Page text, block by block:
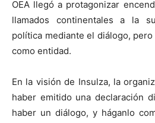
OEA llegó a protagonizar
llamados continentales a la
política mediante el diálogo,
como entidad.
En la visión de Insulza, la
haber emitido una declaración
haber un diálogo, y háganlo